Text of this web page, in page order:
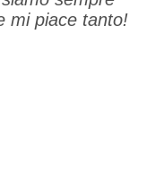
mi piace tanto!